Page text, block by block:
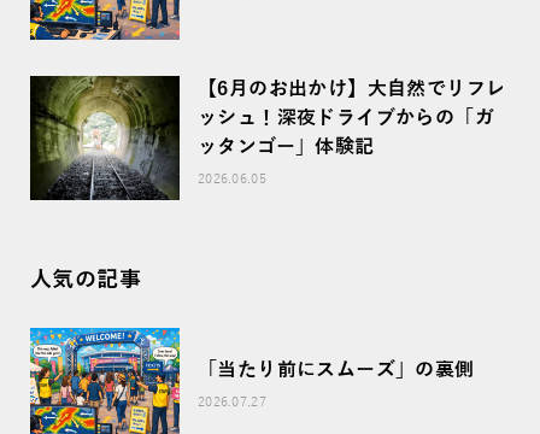
【6月のお出かけ】大自然でリフレ
ッシュ！深夜ドライブからの「ガ
ッタンゴー」体験記
2026.06.05
人気の記事
「当たり前にスムーズ」の裏側
2026.07.27